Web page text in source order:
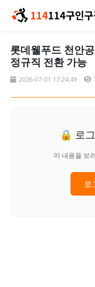
롯데웰푸드 천안
정규직 전환 가능
2026-07-01 17:24:49
🔒 로
이 내용을 보
로